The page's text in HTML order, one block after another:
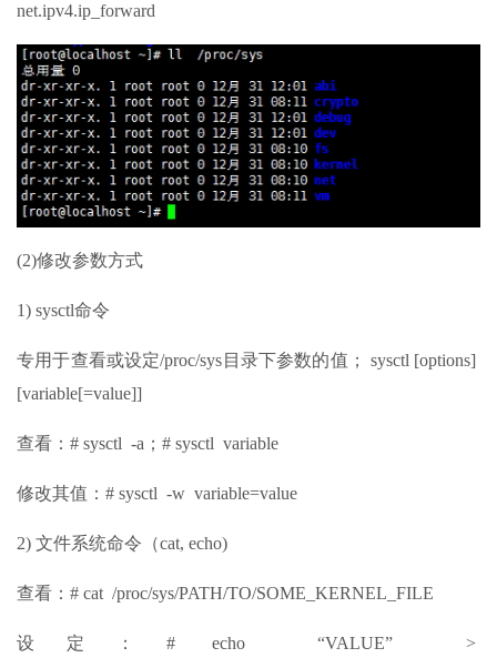
net.ipv4.ip_forward
(2)修改参数方式
1) sysctl命令
专用于查看或设定/proc/sys目录下参数的值； sysctl [options]
[variable[=value]]
查看：# sysctl -a；# sysctl variable
修改其值：# sysctl -w variable=value
2) 文件系统命令（cat, echo)
查看：# cat /proc/sys/PATH/TO/SOME_KERNEL_FILE
设定：# echo “VALUE” >